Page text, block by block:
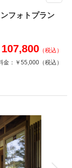
トプラン。
フォトプラン
107,800 （税込）
金： ￥55,000 （税込）
新郎衣装1着
小物一式
台紙付写真